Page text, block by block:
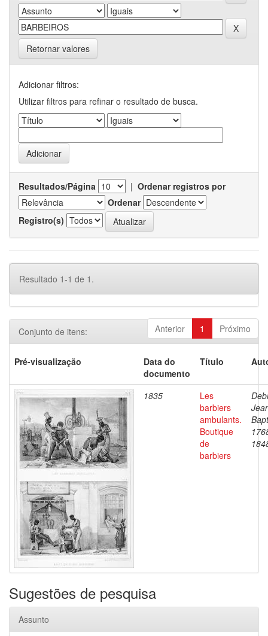
Retornar valores
Adicionar filtros:
Utilizar filtros para refinar o resultado de busca.
Resultados/Página | Ordenar registros por
Ordenar
Registro(s)
Resultado 1-1 de 1.
Anterior 1 Próximo
Conjunto de itens:
Pré-visualização
Data do
documento
Título
1835
Les
barbiers
ambulants.
Boutique
de
barbiers
Sugestões de pesquisa
Assunto